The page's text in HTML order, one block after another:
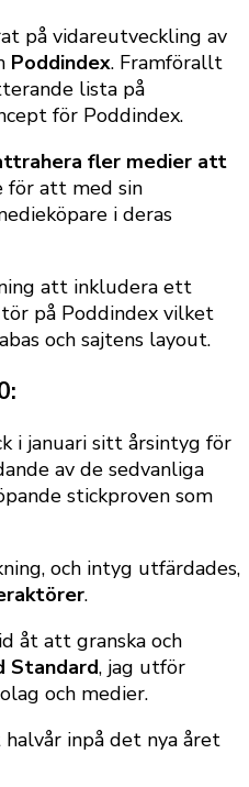
på vidareutveckling av
Poddindex. Framförallt
lista på
för Poddindex.
fler medier att
för att med sin
i deras
att inkludera ett
på Poddindex vilket
och sajtens layout.
i januari sitt årsintyg för
av de sedvanliga
stickproven som
och intyg utfärdades,
.
åt att granska och
Standard, jag utför
och medier.
inpå det nya året